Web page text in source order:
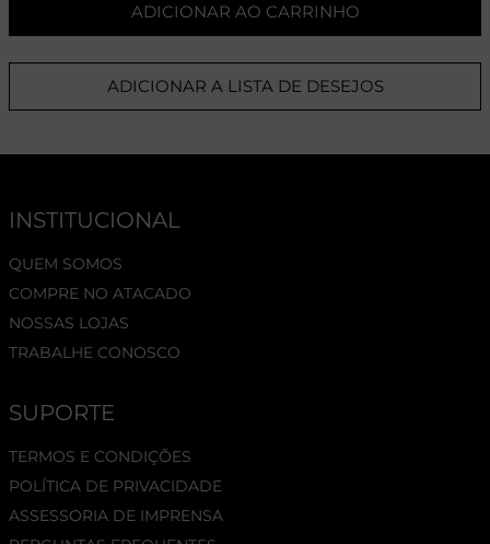
ADICIONAR AO CARRINHO
ADICIONAR A LISTA DE DESEJOS
INSTITUCIONAL
QUEM SOMOS
COMPRE NO ATACADO
NOSSAS LOJAS
TRABALHE CONOSCO
SUPORTE
TERMOS E CONDIÇÕES
POLÍTICA DE PRIVACIDADE
ASSESSORIA DE IMPRENSA